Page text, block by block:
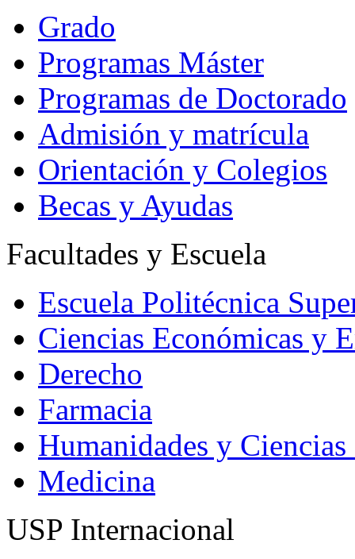
Grado
Programas Máster
Programas de Doctorado
Admisión y matrícula
Orientación y Colegios
Becas y Ayudas
Facultades y Escuela
Escuela Politécnica
Ciencias Económicas y
Derecho
Farmacia
Humanidades y
Medicina
USP Internacional